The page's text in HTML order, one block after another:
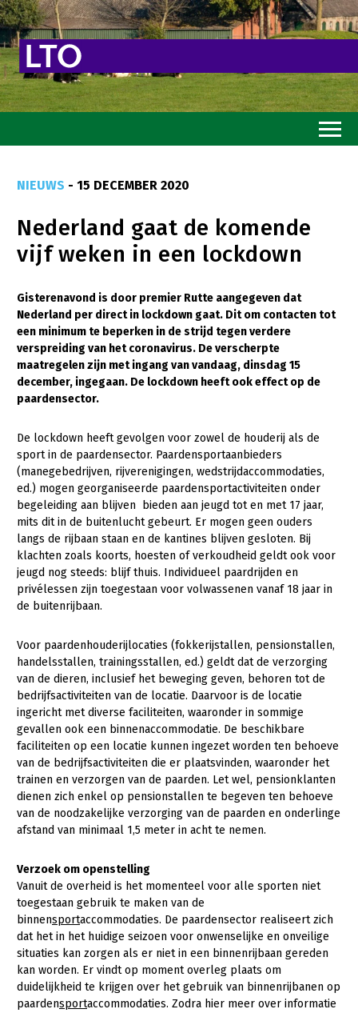
Goed eten
Mooi groen
Sterk ondernemerschap
Transitiepaden
Thema’s
Gezonde planten
Natuur, klimaat en energie
Bodem en water
Platteland en omgeving
Mens, ondernemerschap en onderwijs
Internationaal
Sectoren
Biologische Landbouw
Geitenhouderij
Kalverhouderij
Konijnenhouderij
Melkveehouderij
Paardenhouderij
Pluimveehouderij
Varkenshouderij
Vleesveehouderij
Plant
Akkerbouw
Biologische Landbouw
Bollenteelt
Bomen, vaste planten en zomerbloemen
Fruitteelt
Glastuinbouw
Vollegrondsgroente
Multifunctionele landbouw
Multifunctioneel
Vrouw en Bedrijf
Onderwerpen
Nieuws
Nieuwsabonnement
Webinars
LTO Nederland
Mensen
Bestuur en Directie
Medewerkers
Vakgroepbestuurders
Jaarverslag 2023
Vacatures
Pers
NIEUWS - 15 DECEMBER 2020
Nederland gaat de komende
vijf weken in een lockdown
Gisterenavond is door premier Rutte aangegeven dat
Nederland per direct in lockdown gaat. Dit om contacten tot
een minimum te beperken in de strijd tegen verdere
verspreiding van het coronavirus. De verscherpte
maatregelen zijn met ingang van vandaag, dinsdag 15
december, ingegaan. De lockdown heeft ook effect op de
paardensector.
De lockdown heeft gevolgen voor zowel de houderij als de
sport in de paardensector. Paardensportaanbieders
(manegebedrijven, rijverenigingen, wedstrijdaccommodaties,
ed.) mogen georganiseerde paardensportactiviteiten onder
begeleiding aan blijven bieden aan jeugd tot en met 17 jaar,
mits dit in de buitenlucht gebeurt. Er mogen geen ouders
langs de rijbaan staan en de kantines blijven gesloten. Bij
klachten zoals koorts, hoesten of verkoudheid geldt ook voor
jeugd nog steeds: blijf thuis. Individueel paardrijden en
privélessen zijn toegestaan voor volwassenen vanaf 18 jaar in
de buitenrijbaan.
Voor paardenhouderijlocaties (fokkerijstallen, pensionstallen,
handelsstallen, trainingsstallen, ed.) geldt dat de verzorging
van de dieren, inclusief het beweging geven, behoren tot de
bedrijfsactiviteiten van de locatie. Daarvoor is de locatie
ingericht met diverse faciliteiten, waaronder in sommige
gevallen ook een binnenaccommodatie. De beschikbare
faciliteiten op een locatie kunnen ingezet worden ten behoeve
van de bedrijfsactiviteiten die er plaatsvinden, waaronder het
trainen en verzorgen van de paarden. Let wel, pensionklanten
dienen zich enkel op pensionstallen te begeven ten behoeve
van de noodzakelijke verzorging van de paarden en onderlinge
afstand van minimaal 1,5 meter in acht te nemen.
Verzoek om openstelling
Vanuit de overheid is het momenteel voor alle sporten niet
toegestaan gebruik te maken van de
binnensportaccommodaties. De paardensector realiseert zich
dat het in het huidige seizoen voor onwenselijke en onveilige
situaties kan zorgen als er niet in een binnenrijbaan gereden
kan worden. Er vindt op moment overleg plaats om
duidelijkheid te krijgen over het gebruik van binnenrijbanen op
paardensportaccommodaties. Zodra hier meer over informatie